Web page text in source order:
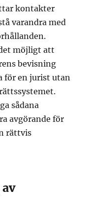
kontakter
varandra med
möjligt att
bevisning
för en jurist utan
sådana
avgörande för
rättvis